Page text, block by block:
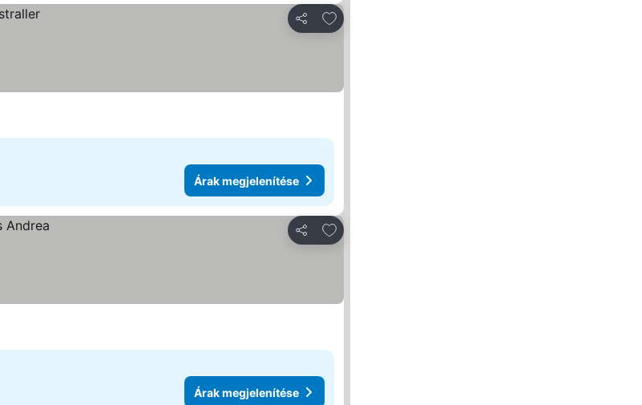
Megosztás
Hozzáadás a kedvencekhez
Árak megjelenítése
Megosztás
Hozzáadás a kedvencekhez
Árak megjelenítése